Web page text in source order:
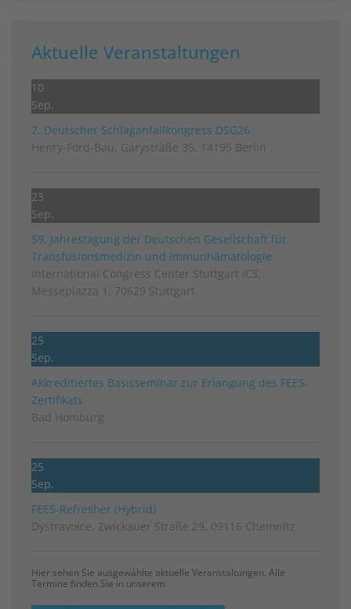
Aktuelle Veranstaltungen
10
Sep.
2. Deutscher Schlag­anfall­kongress DSG26
Henry-Ford-Bau, Garystraße 35, 14195 Berlin
23
Sep.
59. Jahrestagung der Deutschen Gesellschaft für
Transfusionsmedizin und Immunhämatologie
International Congress Center Stuttgart ICS,
Messepiazza 1, 70629 Stuttgart
25
Sep.
Akkreditiertes Basisseminar zur Erlangung des FEES-
Zertifikats
Bad Homburg
25
Sep.
FEES-Refresher (Hybrid)
Dystravoice, Zwickauer Straße 29, 09116 Chemnitz
Hier sehen Sie ausgewählte aktuelle Veranstaltungen. Alle
Termine finden Sie in unserem